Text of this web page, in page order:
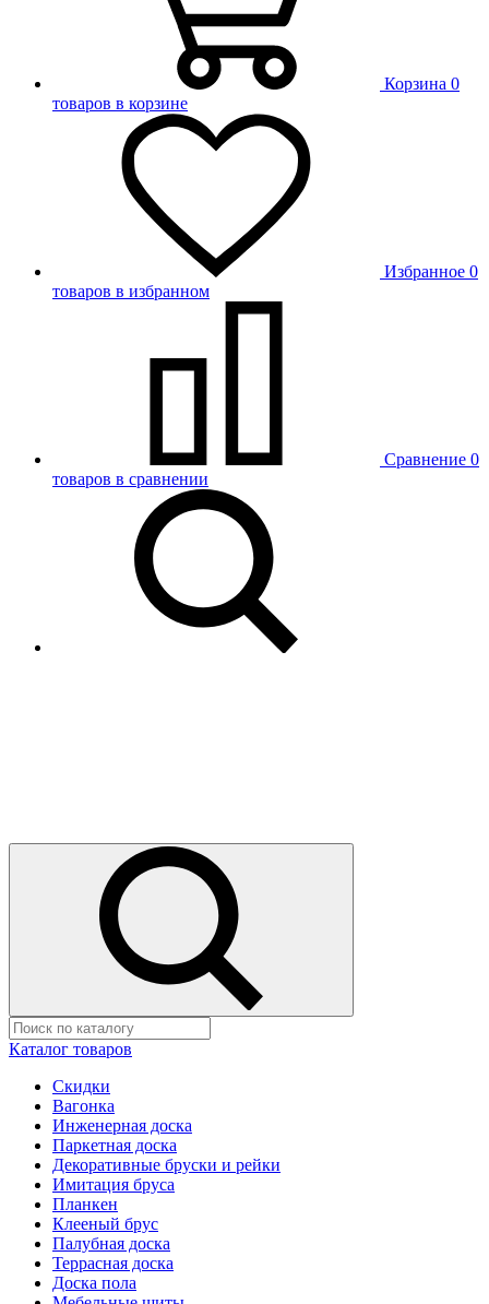
Корзина 0
товаров в корзине
Избранное 0
товаров в избранном
Сравнение 0
товаров в сравнении
Каталог товаров
Скидки
Вагонка
Инженерная доска
Паркетная доска
Декоративные бруски и рейки
Имитация бруса
Планкен
Клееный брус
Палубная доска
Террасная доска
Доска пола